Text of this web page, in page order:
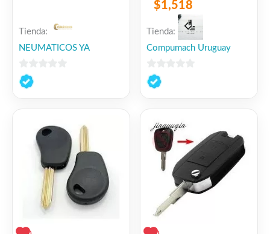
Tienda:
NEUMATICOS YA
0
de
USAMS
$1,518
Tienda:
Compumach Uruguay
0
de